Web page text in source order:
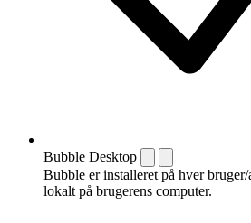
Bubble Desktop
Bubble er installeret på hver
lokalt på brugerens computer.